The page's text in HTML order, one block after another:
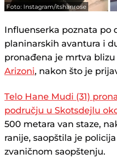
Foto: Instagram/itshanrose
Influenserka poznata po
planinarskih avantura i
pronađena je mrtva
Arizoni, nakon što je
Telo Hane Mudi (31)
području u Skotsdejlu
500 metara van staze,
ranije, saopštila je
zvaničnom saopštenju.